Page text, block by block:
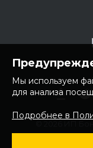
Мы используем
для анализа
Подробнее в